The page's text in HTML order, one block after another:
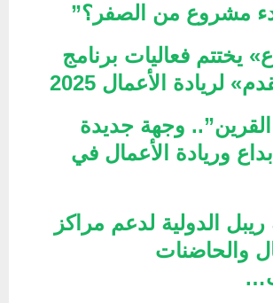
مشروع من الصفر؟”
يختتم فعاليات برنامج
لريادة الأعمال 2025
وجهة جديدة
وريادة الأعمال في
الدولية لدعم مراكز
والحاضنات